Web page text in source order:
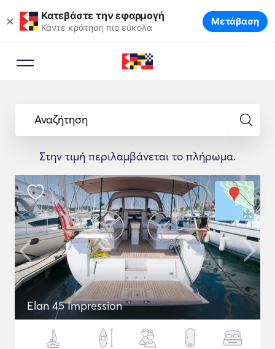
× Κατεβάστε την εφαρμογή
Κάντε κράτηση πιο εύκολα Μετάβαση
Αναζήτηση
Στην τιμή περιλαμβάνεται το πλήρωμα.
Elan 45 Impression